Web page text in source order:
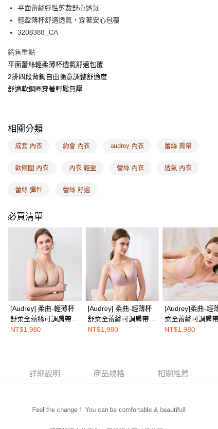
全支付
全盈+PAY
相關說明
【關於「AFTEE先享後付」】
AFTEE先享後付是「在收到商品之後才付款」的支付方式。 讓您購物簡單
１．簡單：不需註冊會員、不需綁卡、不需儲值。
【「AFTEE先享後付」結帳流程】
結帳頁面，進行簡訊認證並確認金額後，即可完成結帳。
ATM／網路銀行／等多元方式進行付款，方視為交易完成。
購買商品的店家。未經商家同意取消之訂單仍視為有效，需透過AFTEE先享
是否繳費成功／繳費後需取消欲退款等相關疑問，請聯繫「AFTEE先享後付
【注意事項】
１．透過由恩沛科技股份有限公司提供之「AFTEE先享後付」服務完成之交
易，需依本服務之必要範圍內提供個人資料，並將交易相關給付款項請求債
權轉讓予恩沛科技股份有限公司。
２．關於個人資料處理事宜，請瀏覽以下網址：
https://aftee.tw/terms/#terms3
３．未成年的使用者請事先徵得法定代理人或監護人之同意方可使用
「AFTEE先享後付」，若未經同意申辦者引起之損失，本公司不負相關責
任。
４．使用「AFTEE先享後付」時，將依據個別帳號之用戶狀況，依本公司即
時審查核予不同之上限額度；若仍有額度不足之情形，本公司將視審查結果
ATM付款
每筆NT$100，滿NT$1,500(含以上)免運費
付款後全家取貨
每筆NT$100，滿NT$1,500(含以上)免運費
每筆NT$100，滿NT$1,500(含以上)免運費
每筆NT$100，滿NT$1,500(含以上)免運費
EASY SHOP門市速取
海外配送 查看運費
平面蕾絲彈性剪裁舒心透氣
輕盈薄杯舒適透氣，穿著安心包覆
3208388_CA
銷售重點
平面蕾絲輕柔薄杯透氣舒適包覆
2排四段背鉤自由隨意調整舒適度
舒適軟鋼圈穿著輕鬆無壓
相關分類
成套 內衣 約會 內衣 audrey 內衣 蕾絲 肩帶
軟鋼圈 內衣 內衣 輕盈 蕾絲 內衣 透氣 內衣
蕾絲 彈性 蕾絲 舒適
必買清單
[Audrey] 柔曲-輕薄杯
舒柔全蕾絲可調肩帶軟
鋼圈內衣-卡其膚
NT$1,980
[Audrey] 柔曲-輕薄杯
舒柔全蕾絲可調肩帶軟
鋼圈內衣-蜜糖藕
NT$1,980
[Audrey]柔曲-輕
柔全蕾絲可調肩
圈內衣-蜜桃粉
NT$1,980
詳細說明 商品規格 相關推薦
Feel the change ! You can be comfortable & beautiful!